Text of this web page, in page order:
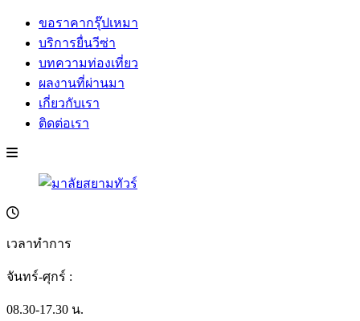
ขอราคากรุ๊ปเหมา
บริการยื่นวีซ่า
บทความท่องเที่ยว
ผลงานที่ผ่านมา
เกี่ยวกับเรา
ติดต่อเรา
เวลาทำการ
จันทร์-ศุกร์ :
08.30-17.30 น.